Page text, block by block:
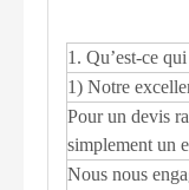
1. Qu’est-ce
1) Notre
Pour un devis
simplement un
Nous nous